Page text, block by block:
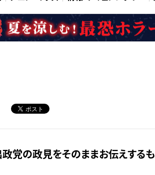
党の政見をそのままお伝えするも